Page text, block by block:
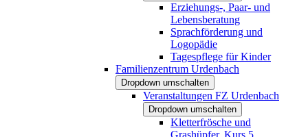
Erziehungs-, Paar- und
Lebensberatung
Sprachförderung und
Logopädie
Tagespflege für Kinder
Familienzentrum Urdenbach
Dropdown umschalten
Veranstaltungen FZ Urdenbach
Dropdown umschalten
Kletterfrösche und
Grashüpfer, Kurs 5